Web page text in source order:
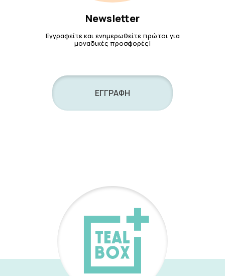
Newsletter
Εγγραφείτε και ενημερωθείτε πρώτοι για
μοναδικές προσφορές!
ΕΓΓΡΑΦΗ